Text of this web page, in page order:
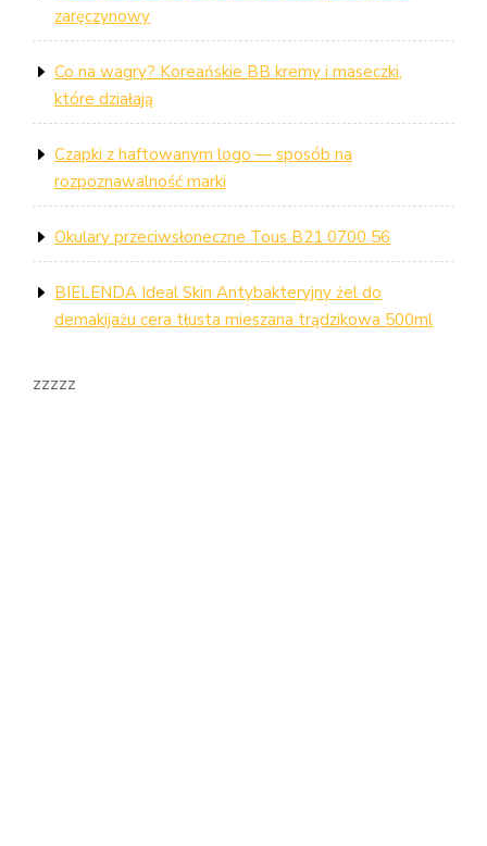
zaręczynowy
Co na wagry? Koreańskie BB kremy i maseczki,
które działają
Czapki z haftowanym logo — sposób na
rozpoznawalność marki
Okulary przeciwsłoneczne Tous B21 0700 56
BIELENDA Ideal Skin Antybakteryjny żel do
demakijażu cera tłusta mieszana trądzikowa 500ml
zzzzz